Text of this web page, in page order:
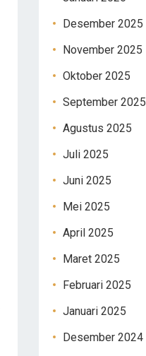
Desember 2025
November 2025
Oktober 2025
September 2025
Agustus 2025
Juli 2025
Juni 2025
Mei 2025
April 2025
Maret 2025
Februari 2025
Januari 2025
Desember 2024